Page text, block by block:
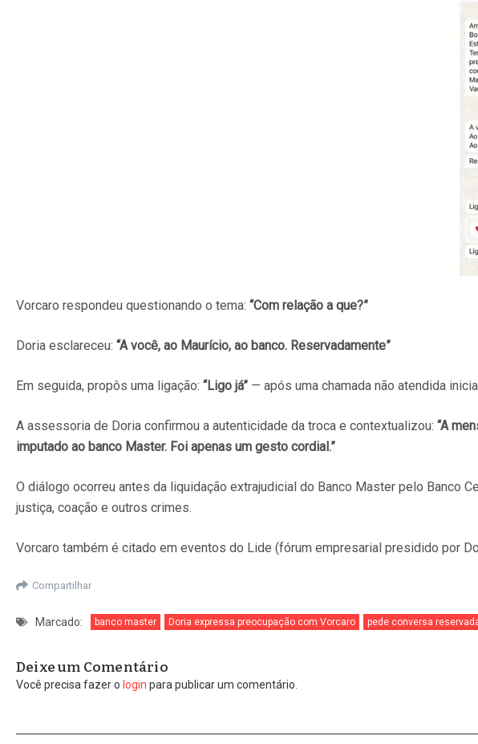
Vorcaro respondeu questionando o tema: “Com relação a que?”
Doria esclareceu: “A você, ao Maurício, ao banco. Reservadamente”
Em seguida, propôs uma ligação: “Ligo já” — após uma chamada não atendida
A assessoria de Doria confirmou a autenticidade da troca e contextualizou: “A
imputado ao banco Master. Foi apenas um gesto cordial.”
O diálogo ocorreu antes da liquidação extrajudicial do Banco Master pelo Banco
justiça, coação e outros crimes.
Vorcaro também é citado em eventos do Lide (fórum empresarial presidido por
Compartilhar
Marcado: banco master Doria expressa preocupação com Vorcaro pede conversa
Deixe um Comentário
Você precisa fazer o login para publicar um comentário.